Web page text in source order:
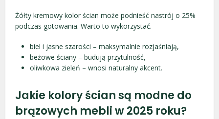
Żółty kremowy kolor ścian może podnieść nastrój o 25%
podczas gotowania. Warto to wykorzystać.
biel i jasne szarości – maksymalnie rozjaśniają,
beżowe ściany – budują przytulność,
oliwkowa zieleń – wnosi naturalny akcent.
Jakie kolory ścian są modne do
brązowych mebli w 2025 roku?